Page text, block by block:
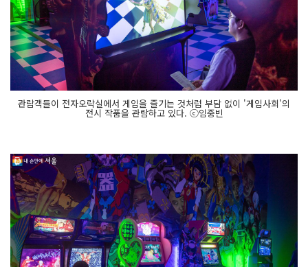
관람객들이 전자오락실에서 게임을 즐기는 것처럼 부담 없이 '게임사회'의
전시 작품을 관람하고 있다. ⓒ임중빈